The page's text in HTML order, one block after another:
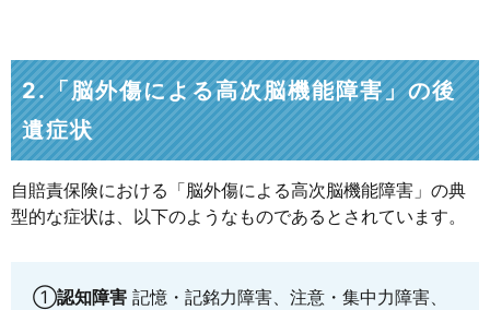
2.「脳外傷による高次脳機能障害」の後
遺症状
自賠責保険における「脳外傷による高次脳機能障害」の典
型的な症状は、以下のようなものであるとされています。
①認知障害 記憶・記銘力障害、注意・集中力障害、